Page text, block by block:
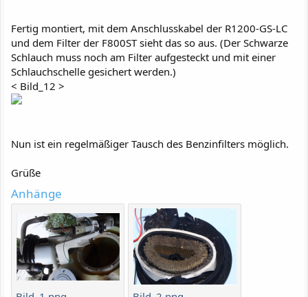
Fertig montiert, mit dem Anschlusskabel der R1200-GS-LC
und dem Filter der F800ST sieht das so aus. (Der Schwarze
Schlauch muss noch am Filter aufgesteckt und mit einer
Schlauchschelle gesichert werden.)
< Bild_12 >
Nun ist ein regelmäßiger Tausch des Benzinfilters möglich.
Grüße
Anhänge